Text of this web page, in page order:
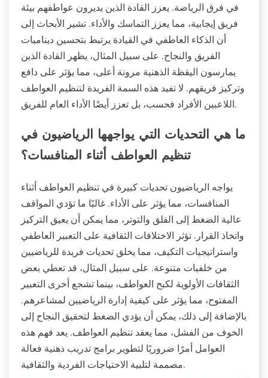
في فرق الرياضة. يعزز القادة الذين يديرون عواطفهم بيئة
فريق إيجابية، مما يعزز التماسك والأداء. تشير الأبحاث إلى
أن الذكاء العاطفي في القيادة يرتبط بتحسين ديناميات
الفريق والنجاح. على سبيل المثال، يظهر القادة الذين
يمارسون اليقظة الذهنية مرونة أعلى، مما يؤثر على دافع
وتركيز فريقهم. لا تفيد هذه السمة الفريدة لتنظيم العواطف
اللاعبين الأفراد فحسب، بل تعزز أيضًا الأداء العام للفريق.
ما هي التحديات التي يواجهها الرياضيون في
تنظيم العواطف أثناء المنافسات؟
يواجه الرياضيون تحديات كبيرة في تنظيم العواطف أثناء
المنافسات، مما يؤثر على الأداء. غالبًا ما تؤدي المواقف
عالية الضغط إلى القلق والتوتر، مما يمكن أن يعيق التركيز
واتخاذ القرار. تؤثر الاختلافات الثقافية على التعبير العاطفي
واستراتيجيات التكيف، مما يخلق تحديات فريدة للرياضيين
من خلفيات متنوعة. على سبيل المثال، قد تعطي بعض
الثقافات الأولوية لكبح العواطف، بينما تشجع أخرى التعبير
المفتوح، مما يؤثر على كيفية إدارة الرياضيين لمشاعرهم.
بالإضافة إلى ذلك، يمكن أن يؤدي الضغط لتحقيق النجاح إلى
الخوف من الفشل، مما يعقد تنظيم العواطف. يعد فهم هذه
العوامل أمرًا ضروريًا لتطوير برامج تدريب ذهنية فعالة
مصممة لتلبية الاحتياجات الفردية والثقافية.